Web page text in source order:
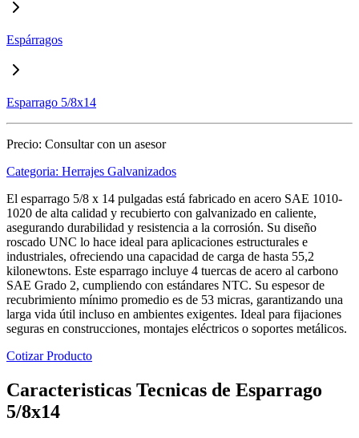
Espárragos
Esparrago 5/8x14
Precio: Consultar con un asesor
Categoria: Herrajes Galvanizados
El esparrago 5/8 x 14 pulgadas está fabricado en acero SAE 1010-
1020 de alta calidad y recubierto con galvanizado en caliente,
asegurando durabilidad y resistencia a la corrosión. Su diseño
roscado UNC lo hace ideal para aplicaciones estructurales e
industriales, ofreciendo una capacidad de carga de hasta 55,2
kilonewtons. Este esparrago incluye 4 tuercas de acero al carbono
SAE Grado 2, cumpliendo con estándares NTC. Su espesor de
recubrimiento mínimo promedio es de 53 micras, garantizando una
larga vida útil incluso en ambientes exigentes. Ideal para fijaciones
seguras en construcciones, montajes eléctricos o soportes metálicos.
Cotizar Producto
Caracteristicas Tecnicas de Esparrago
5/8x14